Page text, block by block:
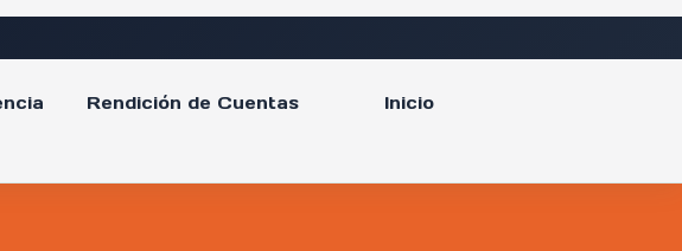
Rendición de Cuentas Inicio